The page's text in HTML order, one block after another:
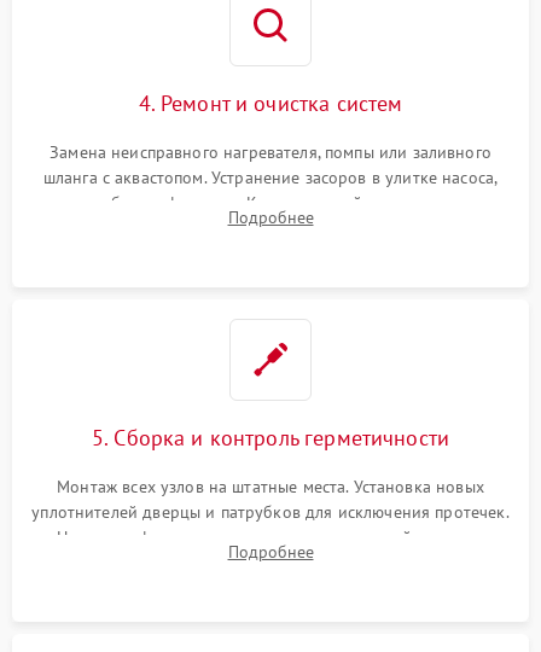
4. Ремонт и очистка систем
Замена неисправного нагревателя, помпы или заливного
шланга с аквастопом. Устранение засоров в улитке насоса,
патрубках и фильтрах. Компонентный ремонт платы
управления, восстановление поврежденной проводки.
Подробнее
5. Сборка и контроль герметичности
Монтаж всех узлов на штатные места. Установка новых
уплотнителей дверцы и патрубков для исключения протечек.
Надежная фиксация хомутов гидравлической системы,
сборка корпуса и установка датчика поплавка.
Подробнее